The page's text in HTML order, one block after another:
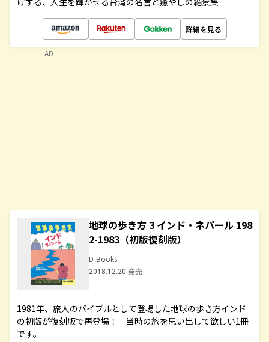
詳細を見る
地球の歩き方 3 インド・ネパール 198
2-1983（初版復刻版）
D-Books
2018.12.20 発売
1981年、旅人のバイブルとして登場した地球の歩き方インド
の初版が復刻版で再登場！ 当時の旅を思い出して欲しい1冊
です。
AD